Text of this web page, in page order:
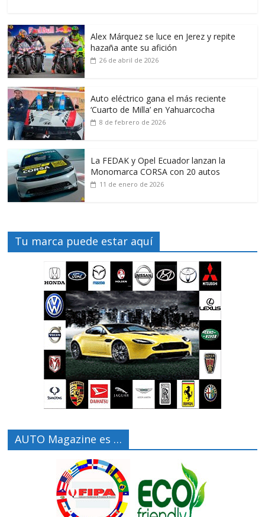
Alex Márquez se luce en Jerez y repite
hazaña ante su afición
26 de abril de 2026
Auto eléctrico gana el más reciente
‘Cuarto de Milla’ en Yahuarcocha
8 de febrero de 2026
La FEDAK y Opel Ecuador lanzan la
Monomarca CORSA con 20 autos
11 de enero de 2026
Tu marca puede estar aquí
AUTO Magazine es …